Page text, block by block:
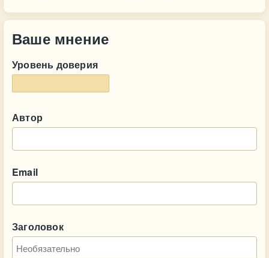
Ваше мнение
Уровень доверия
Автор
Email
Заголовок